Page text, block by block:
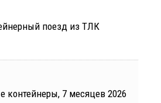
поезд из ТЛК
контейнеры, 7 месяцев 2026